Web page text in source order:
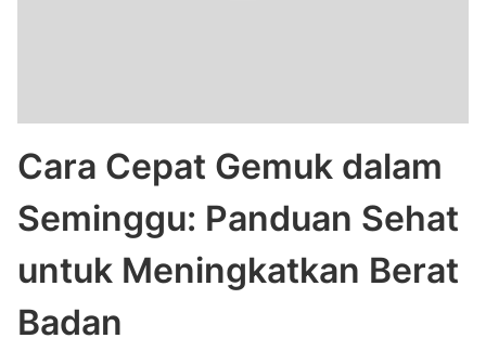
Cara Cepat Gemuk dalam
Seminggu: Panduan Sehat
untuk Meningkatkan Berat
Badan